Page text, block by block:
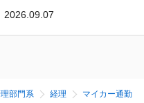
2026.09.07
部門系 経理
マイカー通勤